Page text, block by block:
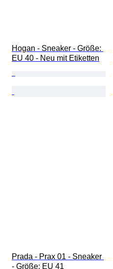
Hogan - Sneaker - Größe:
EU 40 - Neu mit Etiketten
Prada - Prax 01 - Sneaker
- Größe: EU 41